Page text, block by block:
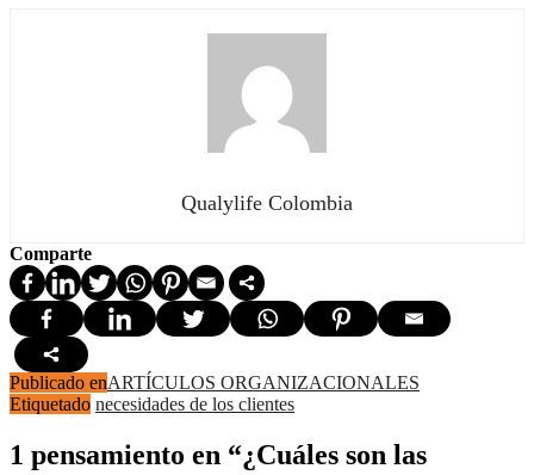
Qualylife Colombia
Comparte
Publicado enARTÍCULOS ORGANIZACIONALES
Etiquetado necesidades de los clientes
1 pensamiento en “¿Cuáles son las